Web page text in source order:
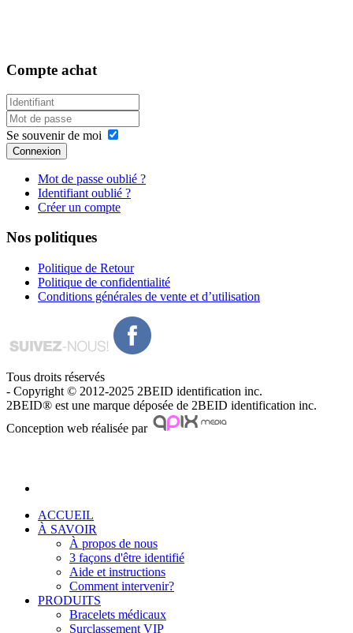
Compte achat
Se souvenir de moi
Connexion
Mot de passe oublié ?
Identifiant oublié ?
Créer un compte
Nos politiques
Politique de Retour
Politique de confidentialité
Conditions générales de vente et d’utilisation
Tous droits réservés
- Copyright © 2012-2025 2BEID identification inc.
2BEID® est une marque déposée de 2BEID identification inc.
Conception web réalisée par
ACCUEIL
À SAVOIR
À propos de nous
3 façons d'être identifié
Aide et instructions
Comment intervenir?
PRODUITS
Bracelets médicaux
Surclassement VIP